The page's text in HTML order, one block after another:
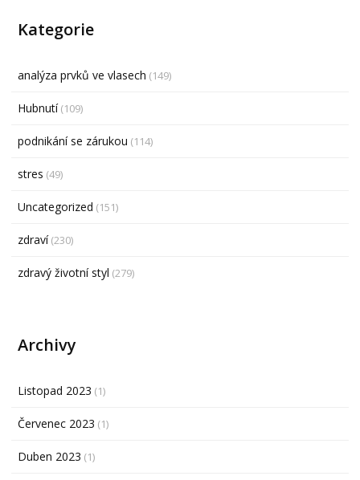
Kategorie
analýza prvků ve vlasech (149)
Hubnutí(109)
podnikání se zárukou (114)
stres (49)
Uncategorized (151)
zdraví(230)
zdravý životní styl (279)
Archivy
Listopad 2023 (1)
Červenec 2023 (1)
Duben 2023 (1)